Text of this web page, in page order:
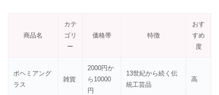
商品名
カテ
ゴリ
ー
価格帯 特徴
おす
すめ
度
ボヘミアング
ラス
雑貨
2000円か
ら10000
円
13世紀から続く伝
統工芸品
高